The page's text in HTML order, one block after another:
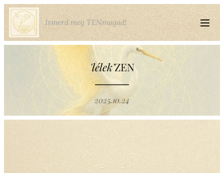
Ismerd meg TENmagad!
'lélek'ZEN
2025.10.24